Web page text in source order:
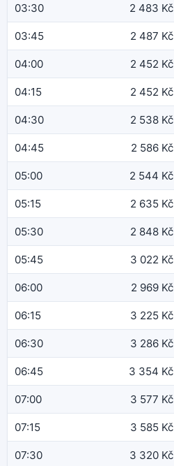
03:30 2 483 Kč
03:45 2 487 Kč
04:00 2 452 Kč
04:15 2 452 Kč
04:30 2 538 Kč
04:45 2 586 Kč
05:00 2 544 Kč
05:15 2 635 Kč
05:30 2 848 Kč
05:45 3 022 Kč
06:00 2 969 Kč
06:15 3 225 Kč
06:30 3 286 Kč
06:45 3 354 Kč
07:00 3 577 Kč
07:15 3 585 Kč
07:30 3 320 Kč